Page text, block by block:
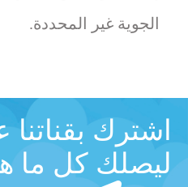
الجوية غير المحددة.
اشترك
ليصلك كل ما